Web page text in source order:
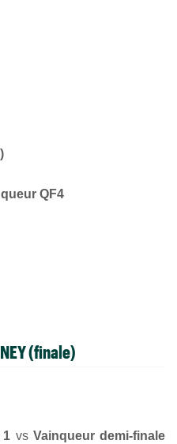
QF4
(finale)
1 vs Vainqueur demi-finale